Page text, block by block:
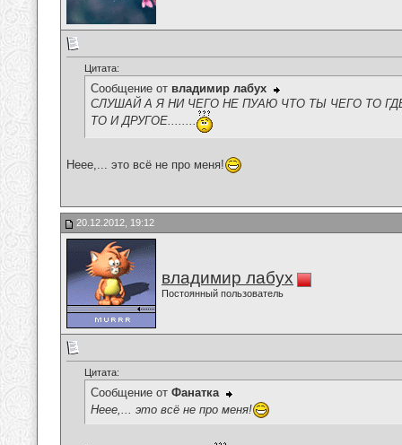
Цитата:
Сообщение от владимир лабух
СЛУШАЙ А Я НИ ЧЕГО НЕ ПУАЮ ЧТО ТЫ ЧЕГО ТО
ТО И ДРУГОЕ........
Неее,... это всё не про меня!
20.12.2012, 19:12
владимир лабух
Постоянный пользователь
Цитата:
Сообщение от Фанатка
Неее,... это всё не про меня!